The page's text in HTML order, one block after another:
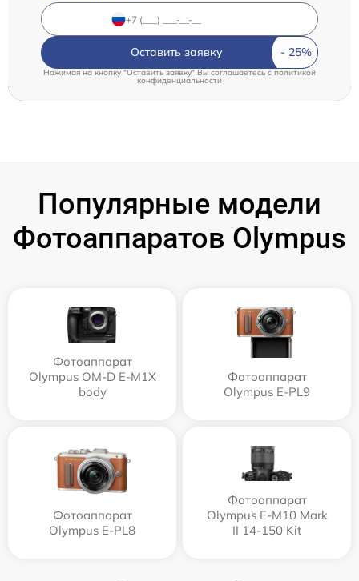
Оставить заявку
Нажимая на кнопку "Оставить заявку" Вы соглашаетесь c политикой
конфиденциальности
Популярные модели
Фотоаппаратов Olympus
Фотоаппарат
Olympus OM-D E-M1X
body
Фотоаппарат
Olympus E‑PL9
Фотоаппарат
Olympus E-PL8
Фотоаппарат
Olympus E‑M10 Mark
II 14-150 Kit